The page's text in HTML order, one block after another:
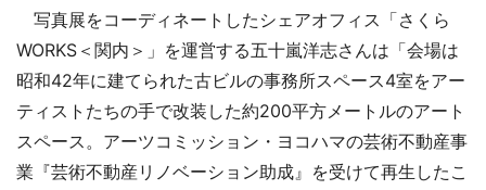
写真展をコーディネートしたシェアオフィス「さくら
WORKS＜関内＞」を運営する五十嵐洋志さんは「会場は
昭和42年に建てられた古ビルの事務所スペース4室をアー
ティストたちの手で改装した約200平方メートルのアート
スペース。アーツコミッション・ヨコハマの芸術不動産事
業『芸術不動産リノベーション助成』を受けて再生したこ